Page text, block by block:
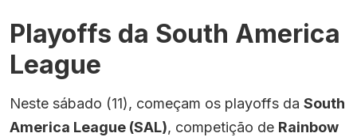
Playoffs da South America
League
Neste sábado (11), começam os playoffs da South
America League (SAL), competição de Rainbow